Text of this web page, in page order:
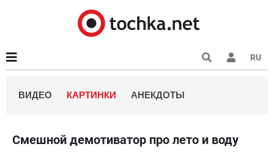
RU
ВИДЕО КАРТИНКИ АНЕКДОТЫ
Смешной демотиватор про лето и воду